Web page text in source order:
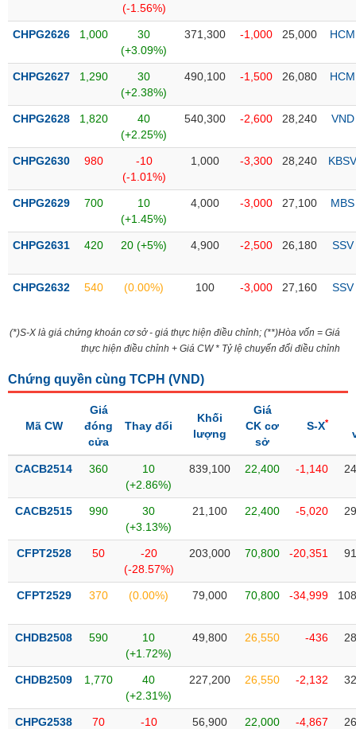
lý
thị
(-1.56%)
CHPG2626 1,000
30
(+3.09%)
371,300 -1,000 25,000 HCM
CHPG2627 1,290
30
(+2.38%)
490,100 -1,500 26,080 HCM
CHPG2628 1,820
40
(+2.25%)
540,300 -2,600 28,240 VND
CHPG2630 980
-10
(-1.01%)
1,000 -3,300 28,240 KBSV
CHPG2629 700
10
(+1.45%)
4,000 -3,000 27,100 MBS
CHPG2631 420 20 (+5%) 4,900 -2,500 26,180 SSV
CHPG2632 540 (0.00%) 100 -3,000 27,160 SSV
(*)S-X là giá chứng khoán cơ sở - giá thực hiện điều chỉnh; (**)Hòa vốn = Giá
thực hiện điều chỉnh + Giá CW * Tỷ lệ chuyển đổi điều chỉnh
Chứng quyền cùng TCPH (VND)
Mã CW
Giá
đóng
cửa
Thay đổi
Khối
lượng
Giá
CK cơ
sở
S-X*
CACB2514 360
10
(+2.86%)
839,100 22,400 -1,140
CACB2515 990
30
(+3.13%)
21,100 22,400 -5,020
CFPT2528 50
-20
(-28.57%)
203,000 70,800 -20,351
CFPT2529 370 (0.00%) 79,000 70,800 -34,999
CHDB2508 590
10
(+1.72%)
49,800 26,550 -436
CHDB2509 1,770
40
(+2.31%)
227,200 26,550 -2,132
CHPG2538 70
-10
56,900 22,000 -4,867
TIÊU
DÙNG
THIẾT
DÙNG
THIẾT
SỨC
KHỎE
TÀI
TIN
VỤ